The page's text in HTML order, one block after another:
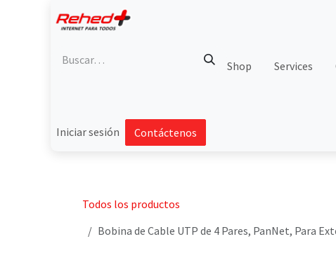
Shop Services
Iniciar sesión Contáctenos
Todos los productos
Bobina de Cable UTP de 4 Pares, PanNet, Para